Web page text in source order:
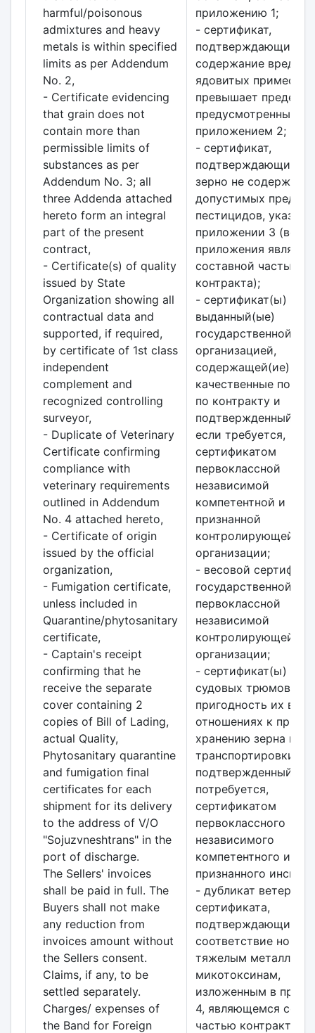
harmful/poisonous
admixtures and heavy
metals is within specified
limits as per Addendum
No. 2,
- Certificate evidencing
that grain does not
contain more than
permissible limits of
substances as per
Addendum No. 3; all
three Addenda attached
hereto form an integral
part of the present
contract,
- Certificate(s) of quality
issued by State
Organization showing all
contractual data and
supported, if required,
by certificate of 1st class
independent
complement and
recognized controlling
surveyor,
- Duplicate of Veterinary
Certificate confirming
compliance with
veterinary requirements
outlined in Addendum
No. 4 attached hereto,
- Certificate of origin
issued by the official
organization,
- Fumigation certificate,
unless included in
Quarantine/phytosanitary
certificate,
- Captain's receipt
confirming that he
receive the separate
cover containing 2
copies of Bill of Lading,
actual Quality,
Phytosanitary quarantine
and fumigation final
certificates for each
shipment for its delivery
to the address of V/O
"Sojuzvneshtrans" in the
port of discharge.
The Sellers' invoices
shall be paid in full. The
Buyers shall not make
any reduction from
invoices amount without
the Sellers consent.
Claims, if any, to be
settled separately.
Charges/ expenses of
the Band for Foreign
приложению 1;
- сертификат,
подтверждающий,
содержание
ядовитых примесей
превышает
предусмотренных
приложением 2;
- сертификат,
подтверждающий,
зерно не содержит
допустимых
пестицидов,
приложении 3 (все
приложения
составной частью
контракта);
- сертификат(ы)
выданный(ые)
государственной
организацией,
содержащей(ие) все
качественные
по контракту и
если требуется,
сертификатом
первоклассной
независимой
компетентной и
признанной
контролирующей
организации;
- весовой
государственной или
первоклассной
независимой
контролирующей
организации;
- сертификат(ы)
судовых трюмов на
пригодность их во
отношениях к
хранению зерна на
транспортировки,
подтвержденный,
потребуется,
сертификатом
первоклассного
независимого
компетентного и
признанного
- дубликат
сертификата,
подтверждающий
соответствие
тяжелым металлам и
микотоксинам,
изложенным в
4, являющемся
частью контракта;